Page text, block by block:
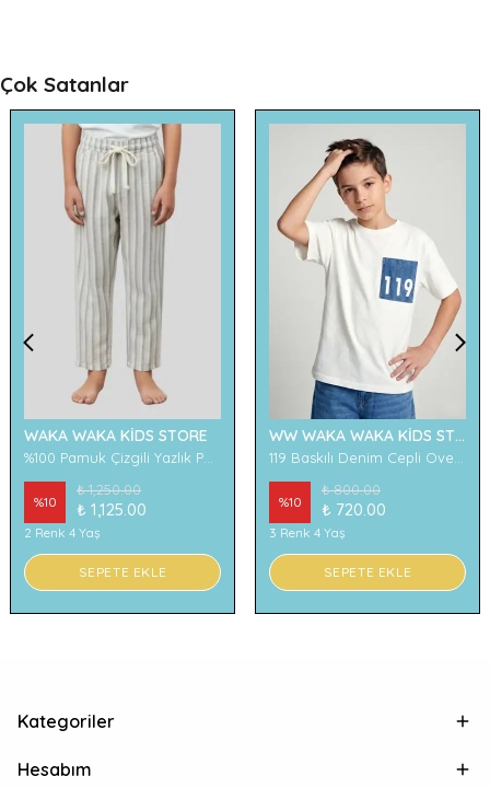
Çok Satanlar
WAKA WAKA KİDS STORE
%10
₺ 1,250.00
₺ 1,125.00
2 Renk 4 Yaş
SEPETE EKLE
WW WAKA WAKA KİDS STORE
%10
₺ 800.00
₺ 720.00
3 Renk 4 Yaş
SEPETE EKLE
Kategoriler
Hesabım